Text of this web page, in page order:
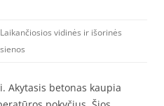
Laikančiosios vidinės ir išorinės
sienos
Akytasis betonas kaupia